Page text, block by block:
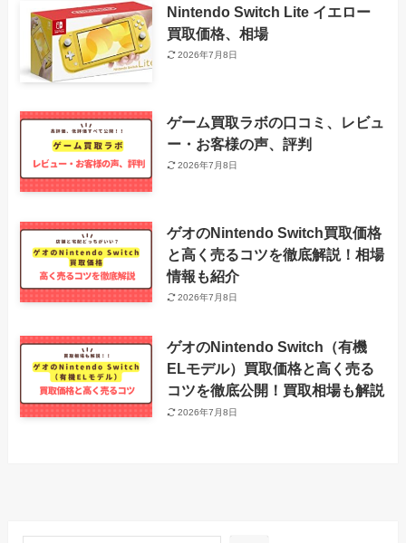
Nintendo Switch Lite イエロー
買取価格、相場
2026年7月8日
ゲーム買取ラボの口コミ、レビュ
ー・お客様の声、評判
2026年7月8日
ゲオのNintendo Switch買取価格
と高く売るコツを徹底解説！相場
情報も紹介
2026年7月8日
ゲオのNintendo Switch（有機
ELモデル）買取価格と高く売る
コツを徹底公開！買取相場も解説
2026年7月8日